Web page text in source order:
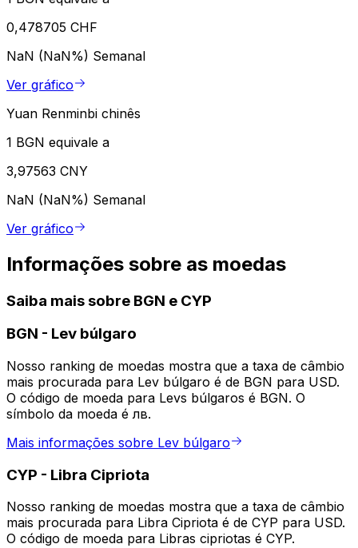
0,478705 CHF
NaN (NaN%) Semanal
Ver gráfico
Yuan Renminbi chinês
1 BGN equivale a
3,97563 CNY
NaN (NaN%) Semanal
Ver gráfico
Informações sobre as moedas
Saiba mais sobre BGN e CYP
BGN - Lev búlgaro
Nosso ranking de moedas mostra que a taxa de câmbio
mais procurada para Lev búlgaro é de BGN para USD.
O código de moeda para Levs búlgaros é BGN. O
símbolo da moeda é лв.
Mais informações sobre Lev búlgaro
CYP - Libra Cipriota
Nosso ranking de moedas mostra que a taxa de câmbio
mais procurada para Libra Cipriota é de CYP para USD.
O código de moeda para Libras cipriotas é CYP.